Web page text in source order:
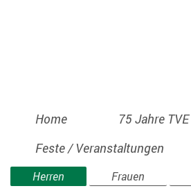
Home 75 Jahre TVE
Feste / Veranstaltungen
Herren Frauen